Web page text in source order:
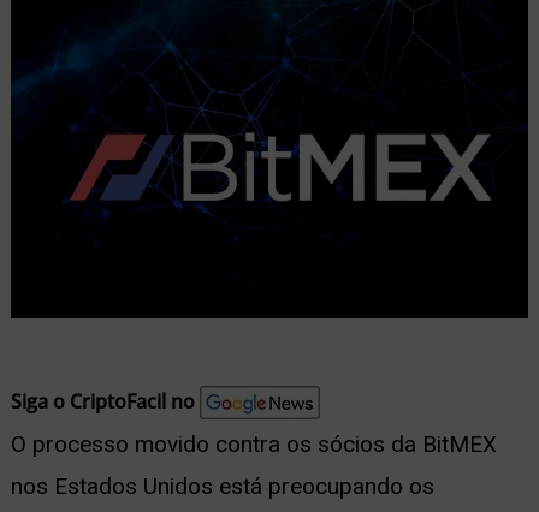
Siga o CriptoFacil no
O processo movido contra os sócios da BitMEX
nos Estados Unidos está preocupando os